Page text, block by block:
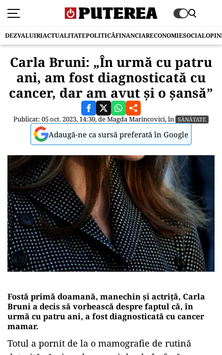
DEZVALUIRIACTUALITATEPOLITICĂFINANCIARECONOMIESOCIAL
Carla Bruni: „În urmă cu patru
ani, am fost diagnosticată cu
cancer, dar am avut și o șansă”
Publicat: 05 oct. 2023, 14:30, deMagda Marincovici, în SĂNĂTATE
Adaugă-ne ca sursă preferată în Google
Fostă primă doamană, manechin și actriță, Carla
Bruni a decis să vorbească despre faptul că, în
urmă cu patru ani, a fost diagnosticată cu cancer
mamar.
Totul a pornit de la o mamografie de rutină